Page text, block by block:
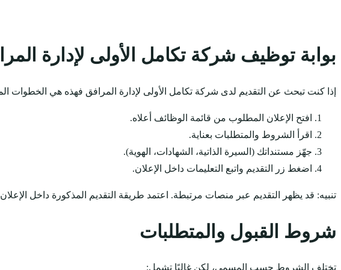
بوابة توظيف شركة تكامل الأولى لإدارة
إذا كنت تبحث عن التقديم لدى شركة تكامل الأولى لإدارة المرافق فهذه هي الخطوات
افتح الإعلان المطلوب من قائمة الوظائف أعلاه.
اقرأ الشروط والمتطلبات بعناية.
جهّز مستنداتك (السيرة الذاتية، الشهادات، الهوية).
اضغط زر التقديم واتبع التعليمات داخل الإعلان.
تنبيه: قد يظهر التقديم عبر منصات مرتبطة. اعتمد طريقة التقديم المذكورة داخل
شروط القبول والمتطلبات
تختلف الشروط حسب المسمى، لكن غالبًا تشمل: